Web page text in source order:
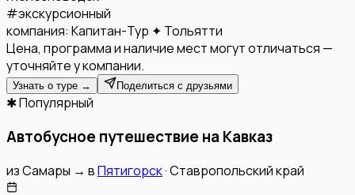
#экскурсионный
компания: Капитан-Тур ✦ Тольятти
Цена, программа и наличие мест могут отличаться —
уточняйте у компании.
Узнать о туре → Поделиться с друзьями
✱ Популярный
Автобусное путешествие на Кавказ
изСамары → вПятигорск·Ставропольский край